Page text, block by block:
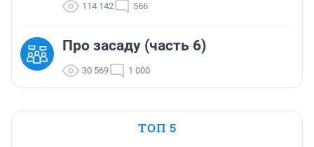
114 142 566
Про засаду (часть 6)
30 569 1 000
ТОП 5